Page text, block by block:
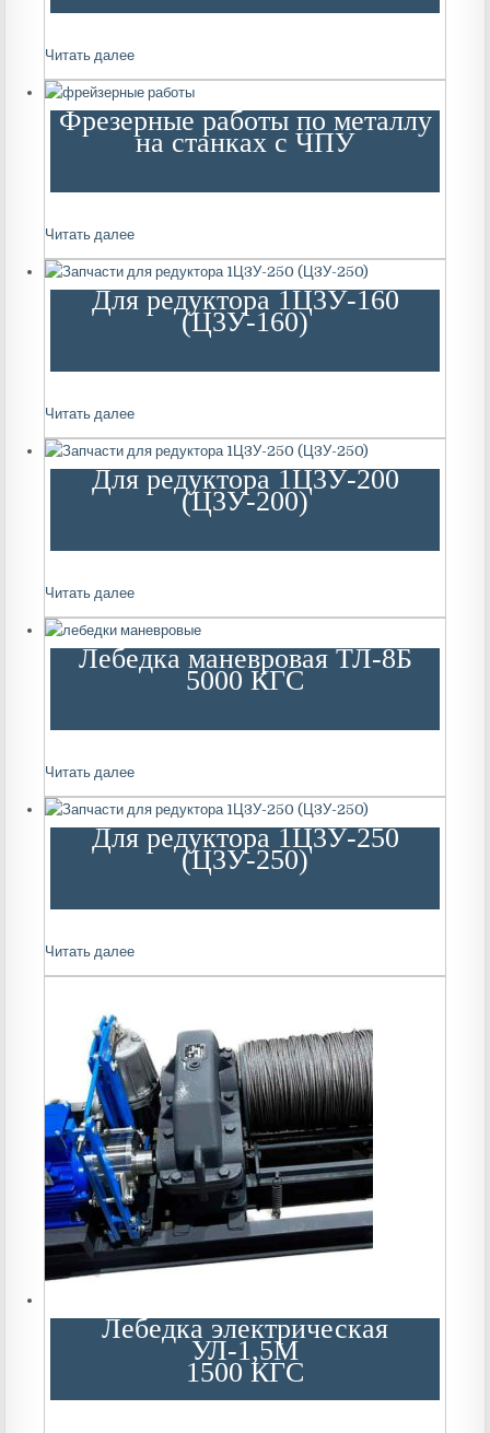
Читать далее
Фрезерные работы по металлу
на станках с ЧПУ
Читать далее
Для редуктора 1Ц3У-160
(Ц3У-160)
Читать далее
Для редуктора 1Ц3У-200
(Ц3У-200)
Читать далее
Лебедка маневровая ТЛ-8Б
5000 КГС
Читать далее
Для редуктора 1Ц3У-250
(Ц3У-250)
Читать далее
Лебедка электрическая
УЛ-1,5М
1500 КГС